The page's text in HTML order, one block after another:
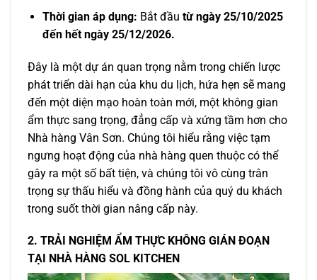
Thời gian áp dụng: Bắt đầu từ ngày 25/10/2025
đến hết ngày 25/12/2026.
Đây là một dự án quan trọng nằm trong chiến lược
phát triển dài hạn của khu du lịch, hứa hẹn sẽ mang
đến một diện mạo hoàn toàn mới, một không gian
ẩm thực sang trọng, đẳng cấp và xứng tầm hơn cho
Nhà hàng Vân Sơn. Chúng tôi hiểu rằng việc tạm
ngưng hoạt động của nhà hàng quen thuộc có thể
gây ra một số bất tiện, và chúng tôi vô cùng trân
trọng sự thấu hiểu và đồng hành của quý du khách
trong suốt thời gian nâng cấp này.
2. TRẢI NGHIỆM ẨM THỰC KHÔNG GIÁN ĐOẠN
TẠI NHÀ HÀNG SOL KITCHEN